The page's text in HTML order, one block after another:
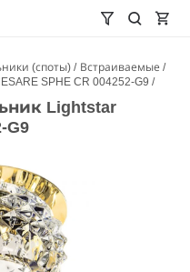
(споты)
Встраиваемые
SPHE CR 004252-G9
Lightstar
G9